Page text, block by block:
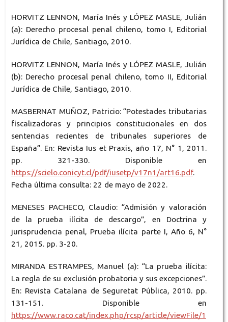
HORVITZ LENNON, María Inés y LÓPEZ MASLE, Julián
(a): Derecho procesal penal chileno, tomo I, Editorial
Jurídica de Chile, Santiago, 2010.
HORVITZ LENNON, María Inés y LÓPEZ MASLE, Julián
(b): Derecho procesal penal chileno, tomo II, Editorial
Jurídica de Chile, Santiago, 2010.
MASBERNAT MUÑOZ, Patricio: “Potestades tributarias
fiscalizadoras y principios constitucionales en dos
sentencias recientes de tribunales superiores de
España”. En: Revista Ius et Praxis, año 17, N° 1, 2011.
pp. 321-330. Disponible en
https://scielo.conicyt.cl/pdf/iusetp/v17n1/art16.pdf.
Fecha última consulta: 22 de mayo de 2022.
MENESES PACHECO, Claudio: “Admisión y valoración
de la prueba ilícita de descargo”, en Doctrina y
jurisprudencia penal, Prueba ilícita parte I, Año 6, N°
21, 2015. pp. 3-20.
MIRANDA ESTRAMPES, Manuel (a): “La prueba ilícita:
La regla de su exclusión probatoria y sus excepciones”.
En: Revista Catalana de Seguretat Pública, 2010. pp.
131-151. Disponible en
https://www.raco.cat/index.php/rcsp/article/viewFile/1